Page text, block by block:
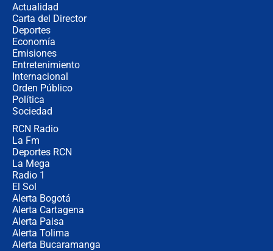
Actualidad
Carta del Director
Deportes
Economía
Emisiones
Entretenimiento
Internacional
Orden Público
Política
Sociedad
RCN Radio
La Fm
Deportes RCN
La Mega
Radio 1
El Sol
Alerta Bogotá
Alerta Cartagena
Alerta Paisa
Alerta Tolima
Alerta Bucaramanga